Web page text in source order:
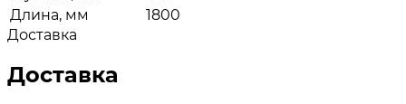
Длина, мм
1800
Доставка
Доставка